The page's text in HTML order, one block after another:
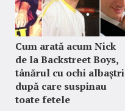
Cum arată acum Nick
de la Backstreet Boys,
tânărul cu ochi albaștri
după care suspinau
toate fetele